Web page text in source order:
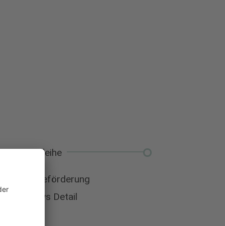
Ausleihe
Leseförderung
News Detail